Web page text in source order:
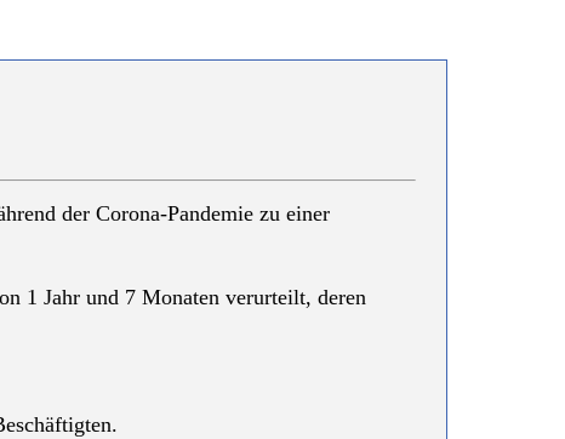
der Corona-Pandemie zu einer
1 Jahr und 7 Monaten verurteilt, deren